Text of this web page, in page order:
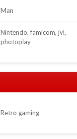
Man
Nintendo, famicom, jvl,
photoplay
Retro gaming